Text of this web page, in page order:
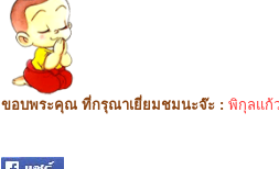
ขอบพระคุณ ที่กรุณาเยี่ยมชมนะจ๊ะ : พิกุลแก้